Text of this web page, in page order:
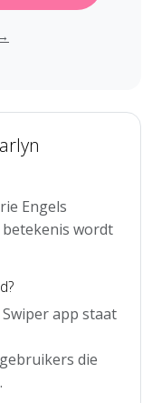
Engels
wordt
app staat
die